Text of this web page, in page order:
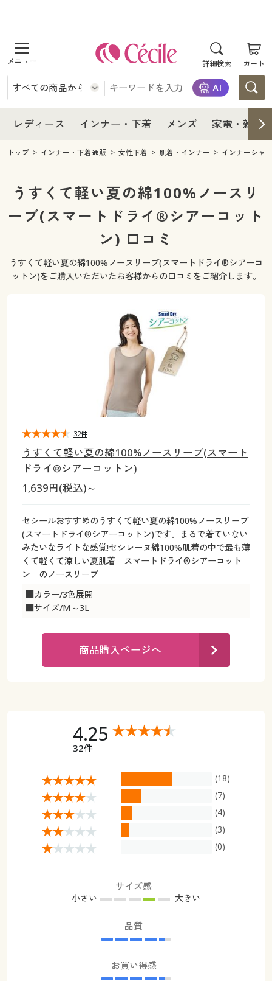
詳細検索 カート
商品を探す
レディース
レディースファッション
女性下着
インナー・下着
インナー・下着通販すべて
女性下着
メンズ下着
メンズ
メンズ通販すべて
メンズファッション
家電・雑貨
家電・雑貨すべて
寝具・インテリア・家具
カーテン・ラグ・ファブリック
美容・健康・サプリメント
制服・スクール
ジュニア・ティーンズ下着
大きいサイズ通販すべて
大きいサイズ レディース服
大きいサイズ メンズ
大きいサイズ 事務・制服
カタログ
カタログ・チラシからのご注文
デジタルカタログ
カタログ無料プレゼント
会員メニュー
マイページ
ご利用ガイド
よくある質問とお問い合わせ
レディース インナー・下着 メンズ 家電・雑貨
レディース
レディース通販すべて
レディースファッション
インナー・下着
インナー・下着通販すべて
ジュニア・ティーンズ下着
メンズ
メンズ下着
家電
キッチン・雑貨・日用品
寝具・インテリア・家具通販すべて
寝具・ベッド
カーテン・ラグ・ファブリック
美容・健康
美容・健康通販すべて
美容・健康・サプリメント
制服・スクールすべて
ジュニア・ティーンズ下着
大きいサイズ
大きいサイズ レディース服
大きいサイズ レディース下着
大きいサイズ 事務・制服
カタログ・チラシからのご注文
デジタルカタログ
会員メニュー
マイページ
閲覧履歴
お気に入り
サポート
よくある質問とお問い合わせ
トップ インナー・下着通販 女性下着 肌着・インナー インナーシャ
うすくて軽い夏の綿100%ノースリ
ーブ(スマートドライ®シアーコット
ン) 口コミ
うすくて軽い夏の綿100%ノースリーブ(スマートドライ®シアーコ
ットン)をご購入いただいたお客様からの口コミをご紹介します。
うすくて軽い夏の綿100%ノースリーブ(スマート
ドライ®シアーコットン)
1,639円(税込)～
セシールおすすめのうすくて軽い夏の綿100%ノースリーブ
(スマートドライ®シアーコットン)です。まるで着ていない
みたいなライトな感覚!セシレーヌ綿100%肌着の中で最も薄
くて軽くて涼しい夏肌着「スマートドライ®シアーコット
ン」のノースリープ
■カラー/3色展開
■サイズ/M～3L
32件
商品購入ページへ
4.25
32件
(18)
(7)
(4)
(3)
(0)
サイズ感
小さい 大きい
品質
お買い得感